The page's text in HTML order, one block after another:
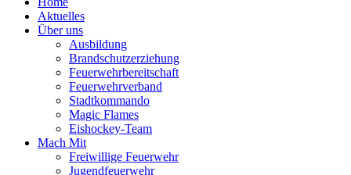
Aktuelles
Über uns
Ausbildung
Brandschutzerziehung
Feuerwehrbereitschaft
Feuerwehrverband
Stadtkommando
Magic Flames
Eishockey-Team
Mach Mit
Freiwillige Feuerwehr
Jugendfeuerwehr